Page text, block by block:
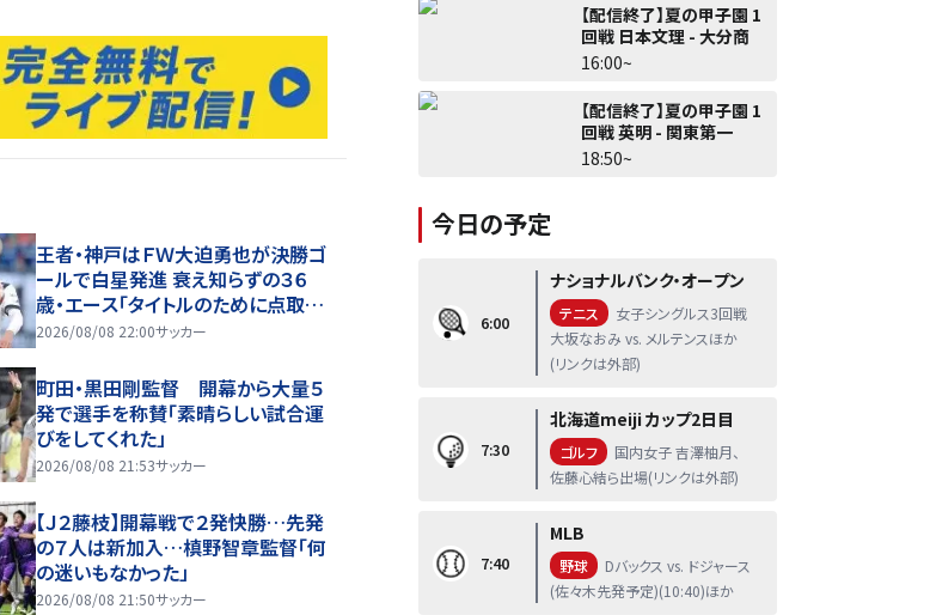
王者・神戸はＦＷ大迫勇也が決勝ゴ
ールで白星発進 衰え知らずの３６
歳・エース「タイトルのために点取り
たい」
2026/08/08 22:00サッカー
町田・黒田剛監督 開幕から大量５
発で選手を称賛「素晴らしい試合運
びをしてくれた」
2026/08/08 21:53サッカー
【Ｊ２藤枝】開幕戦で２発快勝…先発
の７人は新加入…槙野智章監督「何
の迷いもなかった」
2026/08/08 21:50サッカー
【配信終了】夏の甲子園 1
回戦 日本文理 - 大分商
16:00~
【配信終了】夏の甲子園 1
回戦 英明 - 関東第一
18:50~
今日の予定
6:00
ナショナルバンク・オープン
テニス
女子シングルス3回戦
大坂なおみ vs. メルテンスほか
(リンクは外部)
7:30
北海道meiji カップ2日目
ゴルフ
国内女子 吉澤柚月、
佐藤心結ら出場(リンクは外部)
7:40
MLB
野球
Dバックス vs. ドジャース
(佐々木先発予定)(10:40)ほか